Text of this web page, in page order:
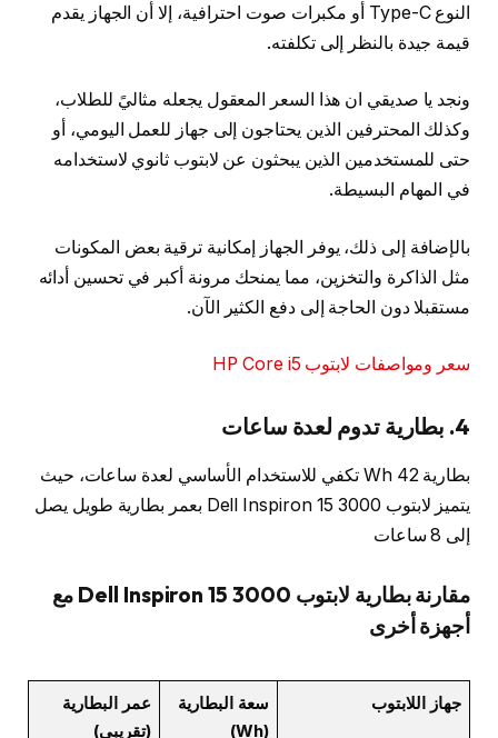
النوع Type-C أو مكبرات صوت احترافية، إلا أن الجهاز يقدم
قيمة جيدة بالنظر إلى تكلفته.
ونجد يا صديقي ان هذا السعر المعقول يجعله مثاليً للطلاب،
وكذلك المحترفين الذين يحتاجون إلى جهاز للعمل اليومي، أو
حتى للمستخدمين الذين يبحثون عن لابتوب ثانوي لاستخدامه
في المهام البسيطة.
بالإضافة إلى ذلك، يوفر الجهاز إمكانية ترقية بعض المكونات
مثل الذاكرة والتخزين، مما يمنحك مرونة أكبر في تحسين أدائه
مستقبلا دون الحاجة إلى دفع الكثير الآن.
سعر ومواصفات لابتوب HP Core i5
4. بطارية تدوم لعدة ساعات
بطارية 42 Wh تكفي للاستخدام الأساسي لعدة ساعات، حيث
يتميز لابتوب Dell Inspiron 15 3000 بعمر بطارية طويل يصل
إلى 8 ساعات
مقارنة بطارية لابتوب Dell Inspiron 15 3000 مع
أجهزة أخرى
جهاز اللابتوب
سعة البطارية
(Wh)
عمر البطارية
(تقريبي)